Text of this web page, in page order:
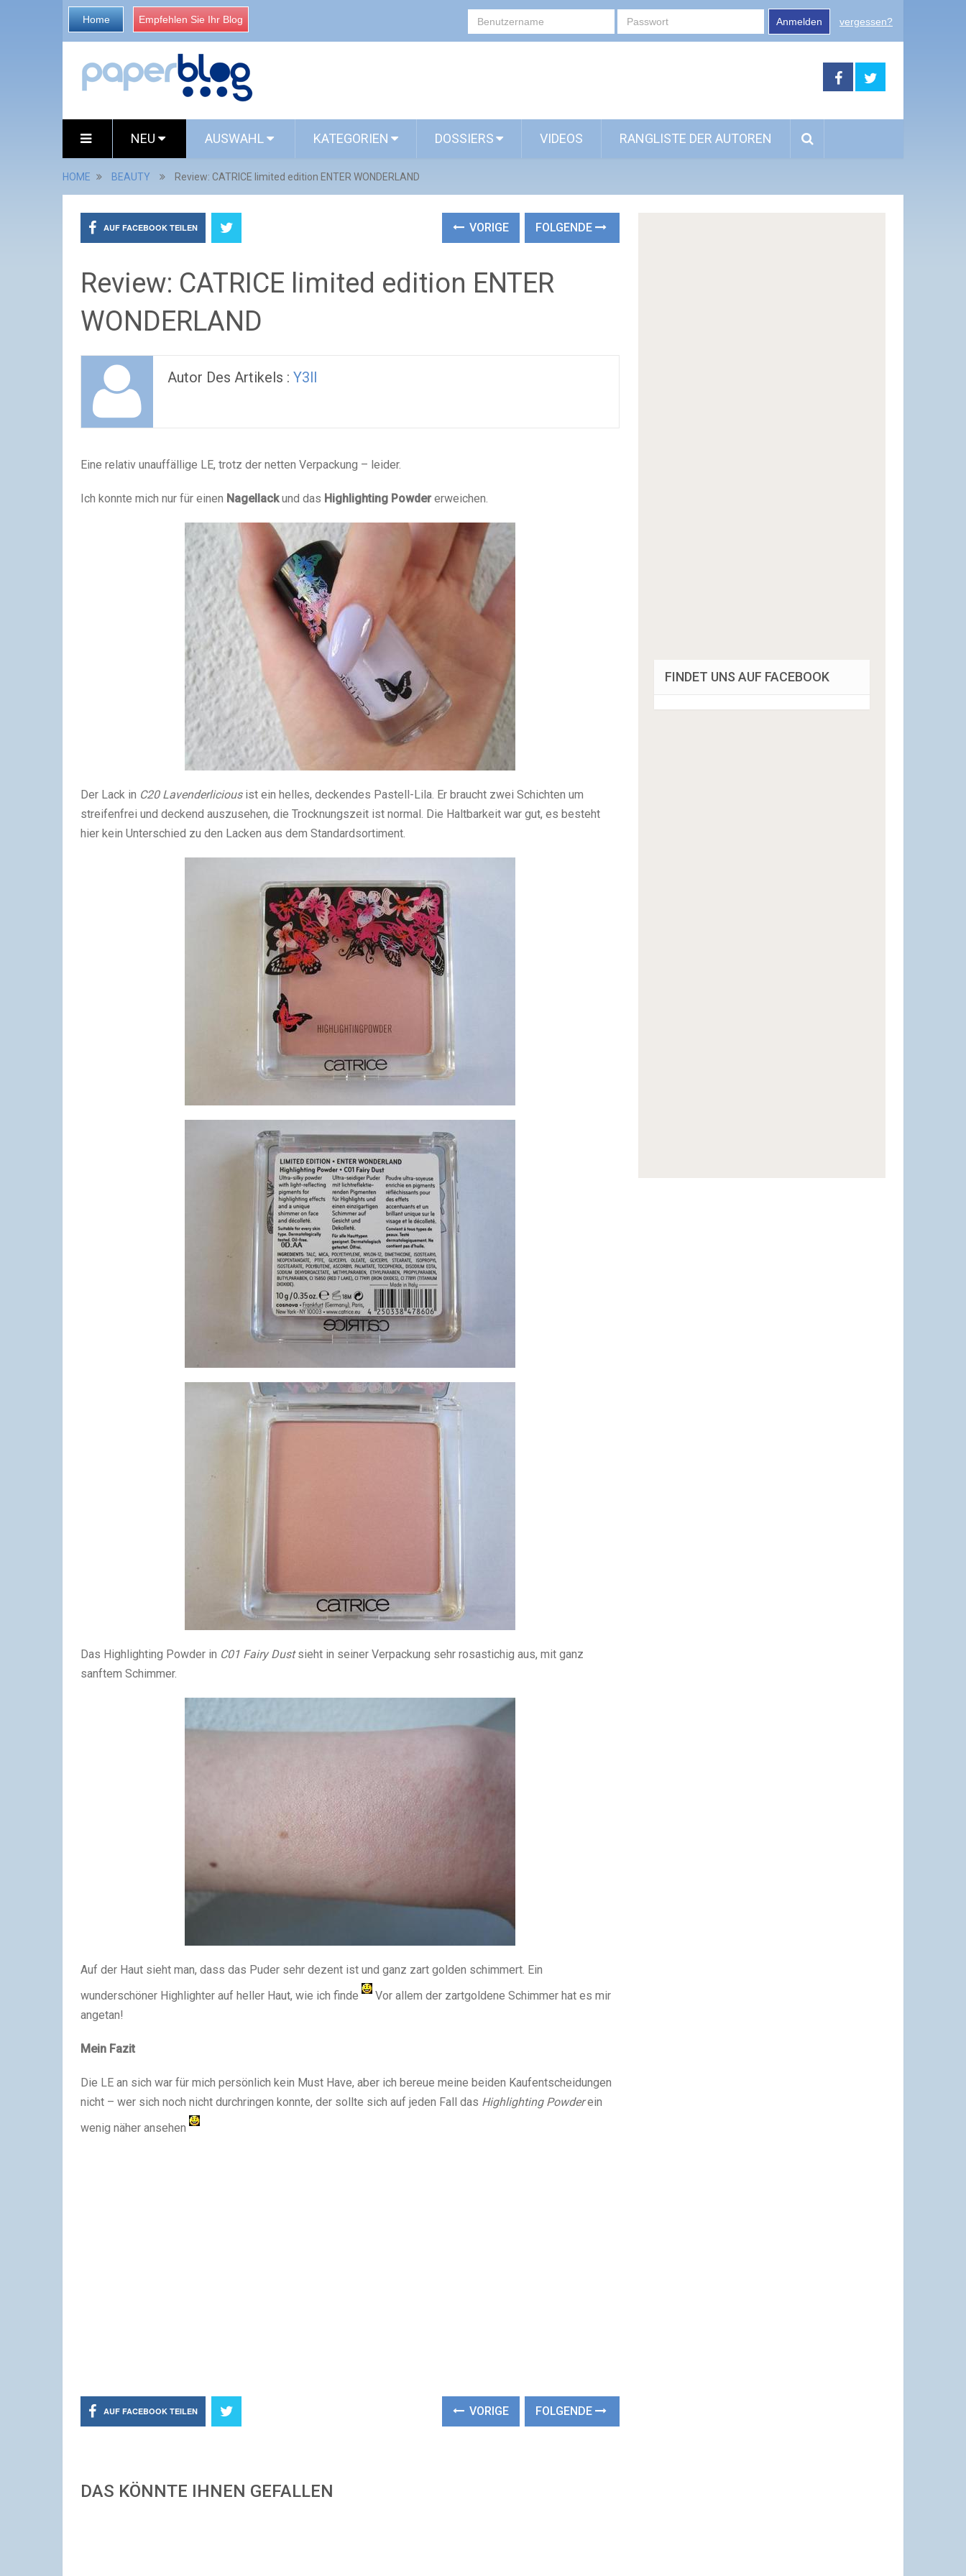
Home Empfehlen Sie Ihr Blog Anmelden vergessen?
NEU AUSWAHL KATEGORIEN DOSSIERS VIDEOS RANGLISTE DER AUTOREN
HOME BEAUTY Review: CATRICE limited edition ENTER WONDERLAND
AUF FACEBOOK TEILEN VORIGE FOLGENDE
Review: CATRICE limited edition ENTER
WONDERLAND
Autor Des Artikels : Y3ll
Eine relativ unauffällige LE, trotz der netten Verpackung – leider.
Ich konnte mich nur für einen Nagellackund das Highlighting Powder erweichen.
Der Lack in C20 Lavenderlicious ist ein helles, deckendes Pastell-Lila. Er braucht zwei Schichten um
streifenfrei und deckend auszusehen, die Trocknungszeit ist normal. Die Haltbarkeit war gut, es besteht
hier kein Unterschied zu den Lacken aus dem Standardsortiment.
Das Highlighting Powder in C01 Fairy Dustsieht in seiner Verpackung sehr rosastichig aus, mit ganz
sanftem Schimmer.
Auf der Haut sieht man, dass das Puder sehr dezent ist und ganz zart golden schimmert. Ein
wunderschöner Highlighter auf heller Haut, wie ich finde
Vor allem der zartgoldene Schimmer hat es mir
angetan!
Mein Fazit
Die LE an sich war für mich persönlich kein Must Have, aber ich bereue meine beiden Kaufentscheidungen
nicht – wer sich noch nicht durchringen konnte, der sollte sich auf jeden Fall das Highlighting Powderein
wenig näher ansehen
AUF FACEBOOK TEILEN VORIGE FOLGENDE
DAS KÖNNTE IHNEN GEFALLEN
FINDET UNS AUF FACEBOOK